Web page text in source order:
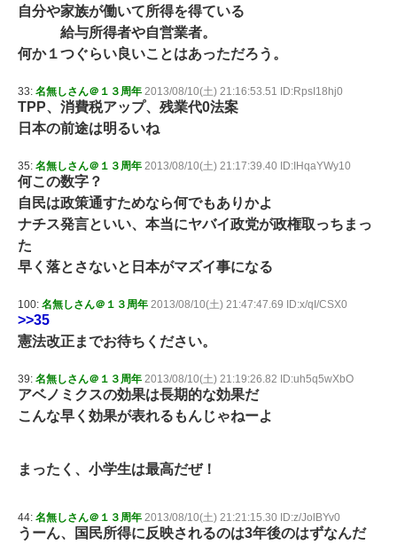
自分や家族が働いて所得を得ている
給与所得者や自営業者。
何か１つぐらい良いことはあっただろう。
33: 名無しさん＠１３周年 2013/08/10(土) 21:16:53.51 ID:RpsI18hj0
TPP、消費税アップ、残業代0法案
日本の前途は明るいね
35: 名無しさん＠１３周年 2013/08/10(土) 21:17:39.40 ID:IHqaYWy10
何この数字？
自民は政策通すためなら何でもありかよ
ナチス発言といい、本当にヤバイ政党が政権取っちまっ
た
早く落とさないと日本がマズイ事になる
100: 名無しさん＠１３周年 2013/08/10(土) 21:47:47.69 ID:x/qI/CSX0
>>35
憲法改正までお待ちください。
39: 名無しさん＠１３周年 2013/08/10(土) 21:19:26.82 ID:uh5q5wXbO
アベノミクスの効果は長期的な効果だ
こんな早く効果が表れるもんじゃねーよ
まったく、小学生は最高だぜ！
44: 名無しさん＠１３周年 2013/08/10(土) 21:21:15.30 ID:z/JolBYv0
うーん、国民所得に反映されるのは3年後のはずなんだ